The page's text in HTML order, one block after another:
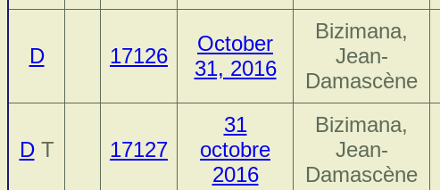
D 17126
October
31, 2016
Bizimana,
Jean-
Damascène
DT 17127
31
octobre
2016
Bizimana,
Jean-
Damascène